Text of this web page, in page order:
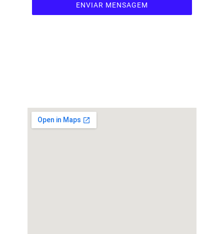
ENVIAR MENSAGEM